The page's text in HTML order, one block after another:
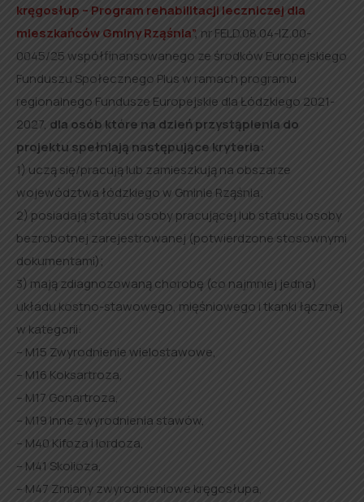
kręgosłup – Program rehabilitacji leczniczej dla
mieszkańców Gminy Rząśnia”, nr FELD.08.04-IZ.00-
0045/25 współfinansowanego ze środków Europejskiego
Funduszu Społecznego Plus w ramach programu
regionalnego Fundusze Europejskie dla Łódzkiego 2021-
2027, dla osób które na dzień przystąpienia do
projektu spełniają następujące kryteria:
1) uczą się/pracują lub zamieszkują na obszarze
województwa łódzkiego w Gminie Rząśnia;
2) posiadają statusu osoby pracującej lub statusu osoby
bezrobotnej zarejestrowanej (potwierdzone stosownymi
dokumentami);
3) mają zdiagnozowaną chorobę (co najmniej jedna)
układu kostno-stawowego, mięśniowego i tkanki łącznej
w kategorii:
– M15 Zwyrodnienie wielostawowe,
– M16 Koksartroza,
– M17 Gonartroza,
– M19 Inne zwyrodnienia stawów,
– M40 Kifoza i lordoza,
– M41 Skolioza,
– M47 Zmiany zwyrodnieniowe kręgosłupa,